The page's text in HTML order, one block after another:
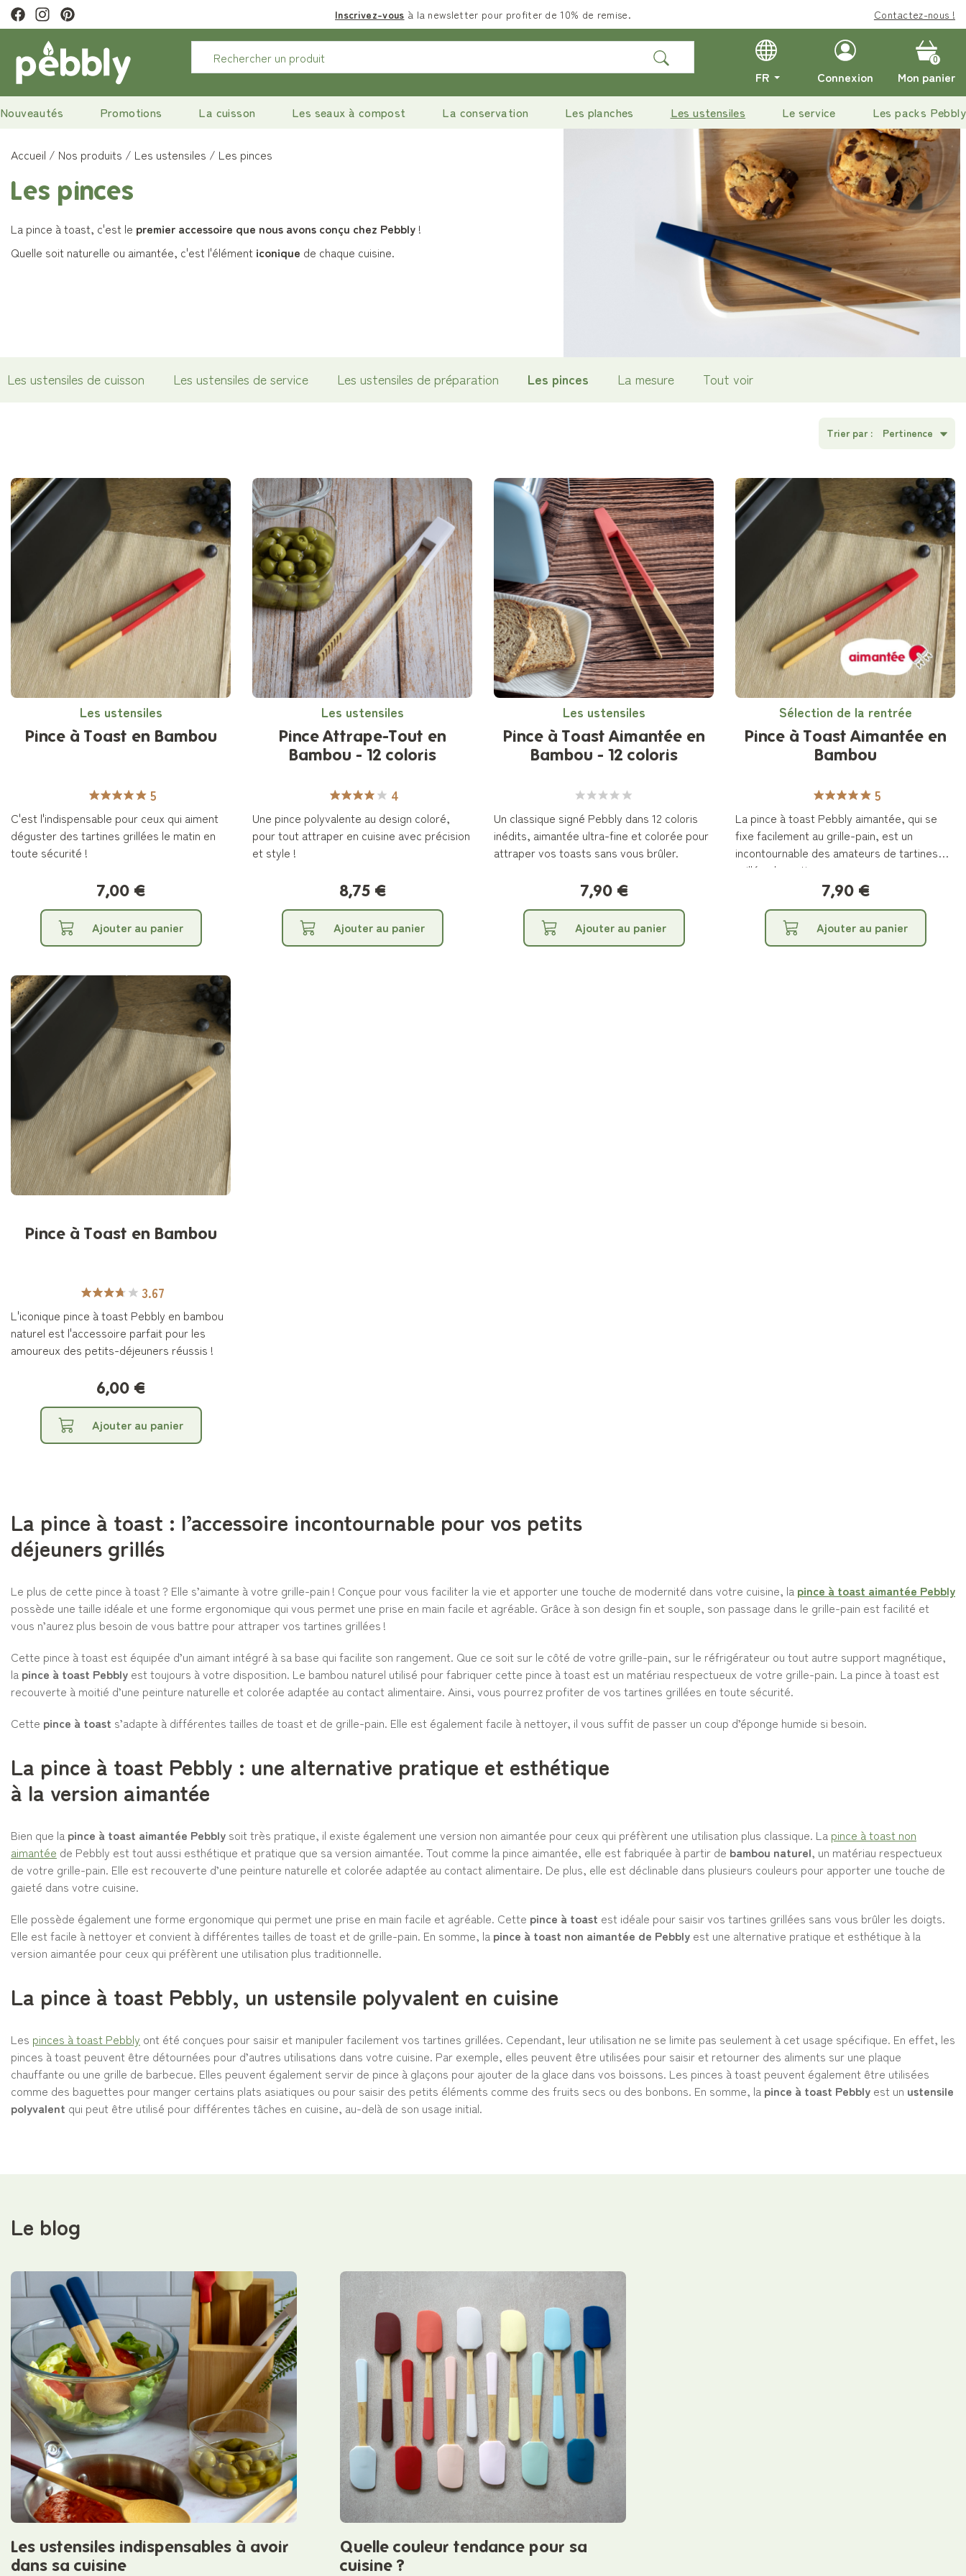
offerteà partir de 29€ Inscrivez-vous à la newsletter pour profiter de 10% de remise. Bénéficiez de lalivraison
Contactez-nous !
FR Connexion Mon panier
0
Nouveautés Promotions La cuisson Les seaux à compost La conservation Les planches Les ustensiles Le service Les packs Pebbly
Accueil Nos produits Les ustensiles Les pinces
Les pinces
La pince à toast, c'est le premier accessoire que nous avons conçu chez Pebbly !
Quelle soit naturelle ou aimantée, c'est l'élément iconique de chaque cuisine.
Les ustensiles de cuisson Les ustensiles de service Les ustensiles de préparation Les pinces La mesure Tout voir
Trier par : Pertinence
Les ustensiles
Pince à Toast en Bambou
5
C'est l'indispensable pour ceux qui aiment
déguster des tartines grillées le matin en
toute sécurité !
7,00 €
Ajouter au panier
Les ustensiles
Pince Attrape-Tout en
Bambou - 12 coloris
4
Une pince polyvalente au design coloré,
pour tout attraper en cuisine avec précision
et style !
8,75 €
Ajouter au panier
Les ustensiles
Pince à Toast Aimantée en
Bambou - 12 coloris
Un classique signé Pebbly dans 12 coloris
inédits, aimantée ultra-fine et colorée pour
attraper vos toasts sans vous brûler.
7,90 €
Ajouter au panier
Sélection de la rentrée
Pince à Toast Aimantée en
Bambou
5
La pince à toast Pebbly aimantée, qui se
fixe facilement au grille-pain, est un
incontournable des amateurs de tartines
grillées le matin.
7,90 €
Ajouter au panier
Pince à Toast en Bambou
3.67
L'iconique pince à toast Pebbly en bambou
naturel est l'accessoire parfait pour les
amoureux des petits-déjeuners réussis !
6,00 €
Ajouter au panier
La pince à toast : l’accessoire incontournable pour vos petits
déjeuners grillés
Le plus de cette pince à toast ? Elle s’aimante à votre grille-pain ! Conçue pour vous faciliter la vie et apporter une touche de modernité dans votre cuisine, la pince à toast aimantée Pebbly
possède une taille idéale et une forme ergonomique qui vous permet une prise en main facile et agréable. Grâce à son design fin et souple, son passage dans le grille-pain est facilité et
vous n’aurez plus besoin de vous battre pour attraper vos tartines grillées !
Cette pince à toast est équipée d’un aimant intégré à sa base qui facilite son rangement. Que ce soit sur le côté de votre grille-pain, sur le réfrigérateur ou tout autre support magnétique,
la pince à toast Pebbly est toujours à votre disposition. Le bambou naturel utilisé pour fabriquer cette pince à toast est un matériau respectueux de votre grille-pain. La pince à toast est
recouverte à moitié d’une peinture naturelle et colorée adaptée au contact alimentaire. Ainsi, vous pourrez profiter de vos tartines grillées en toute sécurité.
Cette pince à toast s’adapte à différentes tailles de toast et de grille-pain. Elle est également facile à nettoyer, il vous suffit de passer un coup d’éponge humide si besoin.
La pince à toast Pebbly : une alternative pratique et esthétique
à la version aimantée
Bien que la pince à toast aimantée Pebbly soit très pratique, il existe également une version non aimantée pour ceux qui préfèrent une utilisation plus classique. La pince à toast non
aimantée de Pebbly est tout aussi esthétique et pratique que sa version aimantée. Tout comme la pince aimantée, elle est fabriquée à partir de bambou naturel, un matériau respectueux
de votre grille-pain. Elle est recouverte d’une peinture naturelle et colorée adaptée au contact alimentaire. De plus, elle est déclinable dans plusieurs couleurs pour apporter une touche de
gaieté dans votre cuisine.
Elle possède également une forme ergonomique qui permet une prise en main facile et agréable. Cette pince à toast est idéale pour saisir vos tartines grillées sans vous brûler les doigts.
Elle est facile à nettoyer et convient à différentes tailles de toast et de grille-pain. En somme, la pince à toast non aimantée de Pebbly est une alternative pratique et esthétique à la
version aimantée pour ceux qui préfèrent une utilisation plus traditionnelle.
La pince à toast Pebbly, un ustensile polyvalent en cuisine
Les pinces à toast Pebbly ont été conçues pour saisir et manipuler facilement vos tartines grillées. Cependant, leur utilisation ne se limite pas seulement à cet usage spécifique. En effet, les
pinces à toast peuvent être détournées pour d’autres utilisations dans votre cuisine. Par exemple, elles peuvent être utilisées pour saisir et retourner des aliments sur une plaque
chauffante ou une grille de barbecue. Elles peuvent également servir de pince à glaçons pour ajouter de la glace dans vos boissons. Les pinces à toast peuvent également être utilisées
comme des baguettes pour manger certains plats asiatiques ou pour saisir des petits éléments comme des fruits secs ou des bonbons. En somme, la pince à toast Pebbly est un ustensile
polyvalent qui peut être utilisé pour différentes tâches en cuisine, au-delà de son usage initial.
Le blog
Les ustensiles indispensables à avoir
dans sa cuisine
Quelle couleur tendance pour sa
cuisine ?